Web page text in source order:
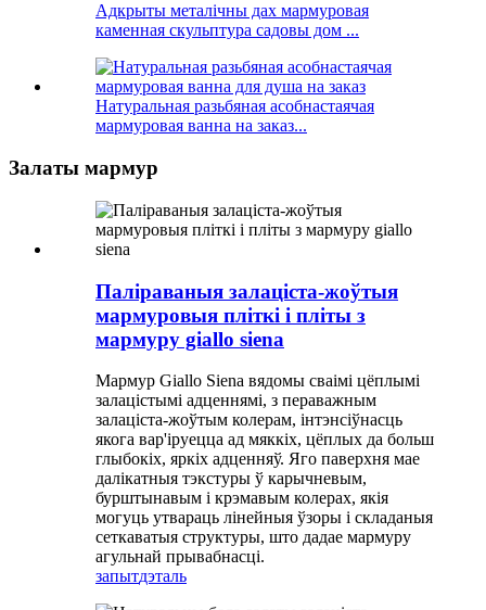
Адкрыты металічны дах мармуровая
каменная скульптура садовы дом ...
Натуральная разьбяная асобнастаячая
мармуровая ванна на заказ...
Залаты мармур
Паліраваныя залаціста-жоўтыя
мармуровыя пліткі і пліты з
мармуру giallo siena
Мармур Giallo Siena вядомы сваімі цёплымі
залацістымі адценнямі, з пераважным
залаціста-жоўтым колерам, інтэнсіўнасць
якога вар'іруецца ад мяккіх, цёплых да больш
глыбокіх, яркіх адценняў. Яго паверхня мае
далікатныя тэкстуры ў карычневым,
бурштынавым і крэмавым колерах, якія
могуць утвараць лінейныя ўзоры і складаныя
сеткаватыя структуры, што дадае мармуру
агульнай прывабнасці.
запытдэталь